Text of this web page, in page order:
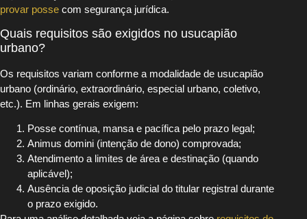
provar posse com segurança jurídica.
Quais requisitos são exigidos no usucapião
urbano?
Os requisitos variam conforme a modalidade de usucapião
urbano (ordinário, extraordinário, especial urbano, coletivo,
etc.). Em linhas gerais exigem:
Posse contínua, mansa e pacífica pelo prazo legal;
Animus domini (intenção de dono) comprovada;
Atendimento a limites de área e destinação (quando
aplicável);
Ausência de oposição judicial do titular registral durante
o prazo exigido.